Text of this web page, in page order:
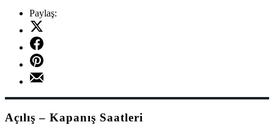
Paylaş:
Email
Açılış – Kapanış Saatleri